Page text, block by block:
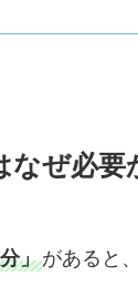
なぜ必要
」があると